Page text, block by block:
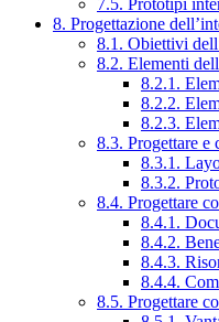
7.5. Prototipi
8. Progettazione
8.1. Obiettivi
8.2. Elementi
8.2.1.
8.2.2.
8.2.3.
8.3. Progettare e
8.3.1.
8.3.2.
8.4. Progettare
8.4.1.
8.4.2.
8.4.3.
8.4.4.
8.5. Progettare